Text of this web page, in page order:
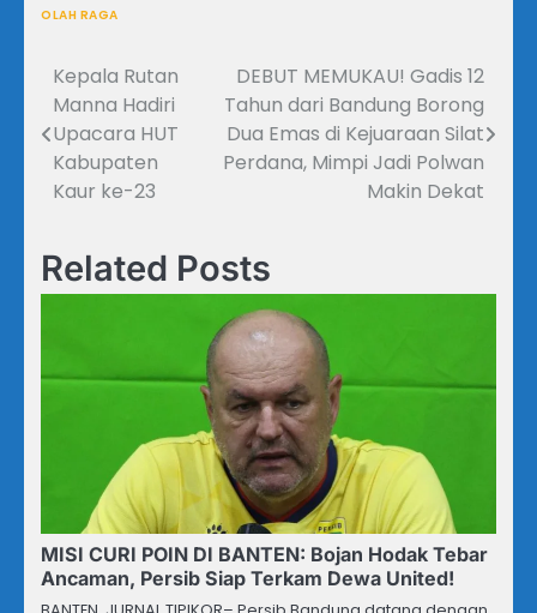
OLAH RAGA
Navigasi
pos
Kepala Rutan
Manna Hadiri
Upacara HUT
Kabupaten
Kaur ke-23
DEBUT MEMUKAU! Gadis 12
Tahun dari Bandung Borong
Dua Emas di Kejuaraan Silat
Perdana, Mimpi Jadi Polwan
Makin Dekat
Related Posts
MISI CURI POIN DI BANTEN: Bojan Hodak Tebar
Ancaman, Persib Siap Terkam Dewa United!